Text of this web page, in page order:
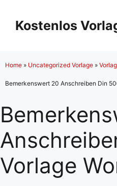
Inhalt
springen
Kostenlos
Home » Uncategorized Vorlage »
Bemerkenswert 20 Anschreiben Din
Vorlage